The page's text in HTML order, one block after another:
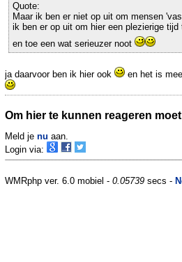
Quote:
Maar ik ben er niet op uit om mensen
ik ben er op uit om hier een plezierige tijd
en toe een wat serieuzer noot
ja daarvoor ben ik hier ook en het is
Om hier te kunnen reageren
Meld je nu aan.
Login via:
WMRphp ver. 6.0 mobiel - 0.05739 secs -